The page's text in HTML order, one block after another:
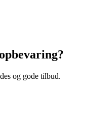
og gode tilbud.